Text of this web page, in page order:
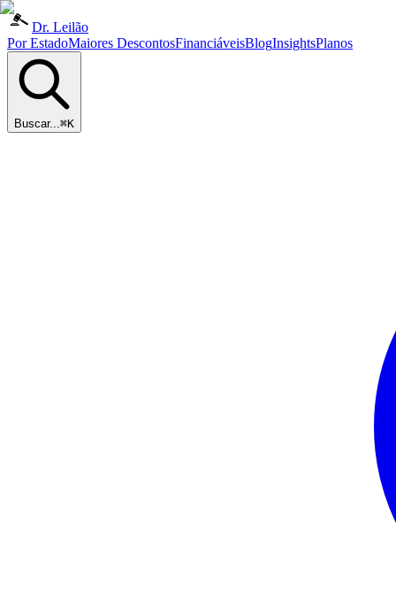
Dr. Leilão
Por EstadoMaiores DescontosFinanciáveisBlogInsightsPlanos
Buscar...⌘K